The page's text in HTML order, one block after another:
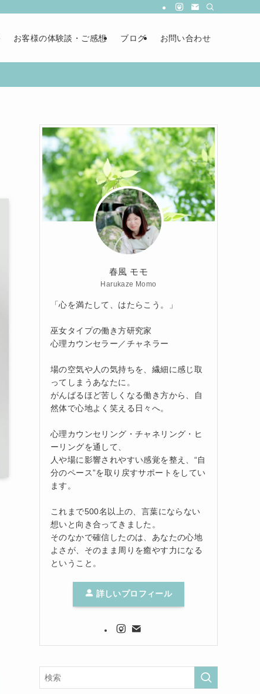
お客様の体験談・ご感想 ブログ お問い合わせ
春風 モモ
Harukaze Momo
「心を満たして、はたらこう。」
巫女タイプの働き方研究家
心理カウンセラー／チャネラー
場の空気や人の気持ちを、繊細に感じ取
ってしまうあなたに。
がんばるほど苦しくなる働き方から、自
然体で心地よく笑える日々へ。
心理カウンセリング・チャネリング・ヒ
ーリングを通して、
人や場に影響されやすい感覚を整え、“自
分のペース”を取り戻すサポートをしてい
ます。
これまで500名以上の、言葉にならない
想いと向き合ってきました。
そのなかで確信したのは、あなたの心地
よさが、そのまま周りを癒やす力になる
ということ。
詳しいプロフィール